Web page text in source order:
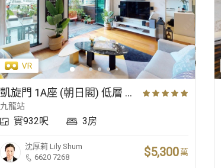
凱旋門 1A座 (朝日閣) 低層 C室
九龍站
實932呎 3房
沈厚莉Lily Shum
6620 7268
$5,300萬